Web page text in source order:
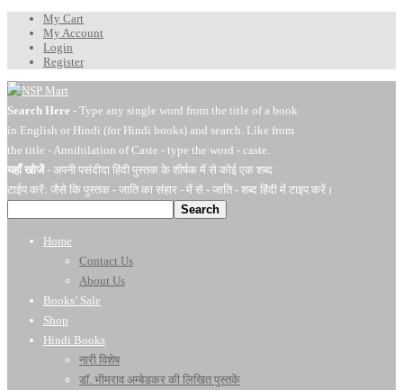
My Cart
My Account
Login
Register
Search Here - Type any single word from the title of a book
in English or Hindi (for Hindi books) and search. Like from
the title - Annihilation of Caste - type the word - caste.
यहाँ खोजें- अपनी पसंदीदा हिंदी पुस्तक के शीर्षक में से कोई एक शब्द
टाईप करें: जैसे कि पुस्तक - जाति का संहार - में से - जाति - शब्द हिंदी में टाइप करें।
Search
Home
Contact Us
About Us
Books’ Sale
Shop
Hindi Books
नारी विशेष
डॉ. भीमराव अम्बेडकर की लिखित पुस्तकें